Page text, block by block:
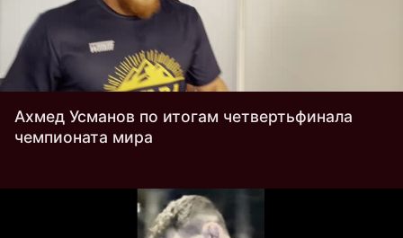
Ахмед Усманов по итогам четвертьфинала
чемпионата мира